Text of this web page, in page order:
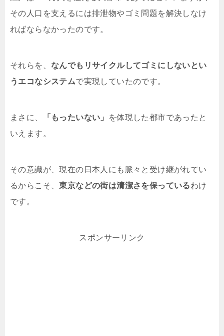
その人口を支えるには排泄物やゴミ問題を解決しなけ
ればならなかったのです。
それらを、 なんでもリサイクルしてゴミにしないとい
うエコなシステムで実現していたのです。
まさに、 「もったいない」
を体現した都市であったと
いえます。
その意識が、現在の日本人にも脈々と受け継がれてい
るからこそ、東京などの街は清潔さを保っているわけ
です。
スポンサーリンク